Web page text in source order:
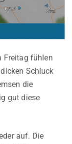
Freitag fühlen
Schluck
die
gut diese
auf. Die